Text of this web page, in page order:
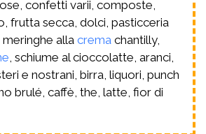
confetti varii, composte,
frutta secca, dolci, pasticceria
allacrema chantilly,
, schiume al cioccolatte, aranci,
e nostrani, birra, liquori, punch
brulé, caffè, the, latte, fior di